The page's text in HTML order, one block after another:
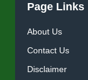
Page Links
About Us
Contact Us
Disclaimer